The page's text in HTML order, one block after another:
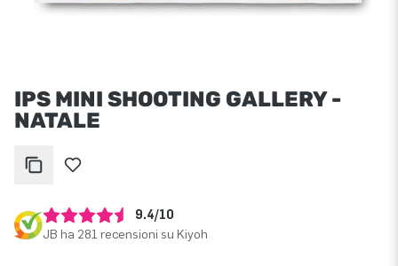
IPS MINI SHOOTING GALLERY -
NATALE
9.4/10
JB ha 281 recensioni su Kiyoh